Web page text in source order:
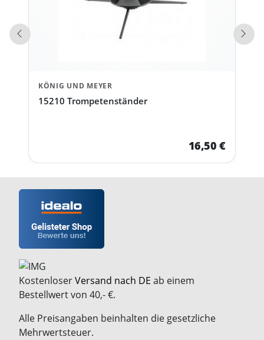
KÖNIG UND MEYER
15210 Trompetenständer
16,50 €
Vorherige Produkte
KostenloserVersand nach DE ab einem
Bestellwert von 40,- €.
Alle Preisangaben beinhalten die gesetzliche
Mehrwertsteuer.